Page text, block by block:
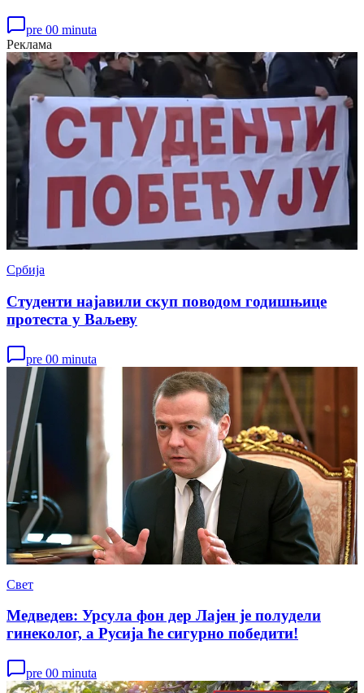
pre 00 minuta
Реклама
Србија
Студенти најавили скуп поводом годишњице
протеста у Ваљеву
pre 00 minuta
Свет
Медведев: Урсула фон дер Лајен је полудели
гинеколог, а Русија ће сигурно победити!
pre 00 minuta